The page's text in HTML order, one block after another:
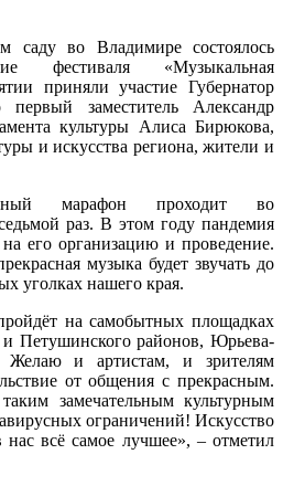
саду во Владимире состоялось
фестиваля «Музыкальная
приняли участие Губернатор
заместитель Александр
культуры Алиса Бирюкова,
и искусства региона, жители и
марафон проходит во
раз. В этом году пандемия
его организацию и проведение.
музыка будет звучать до
уголках нашего края.
на самобытных площадках
и Петушинского районов, Юрьева-
Желаю и артистам, и зрителям
от общения с прекрасным.
замечательным культурным
ограничений! Искусство
нас всё самое лучшее», – отметил